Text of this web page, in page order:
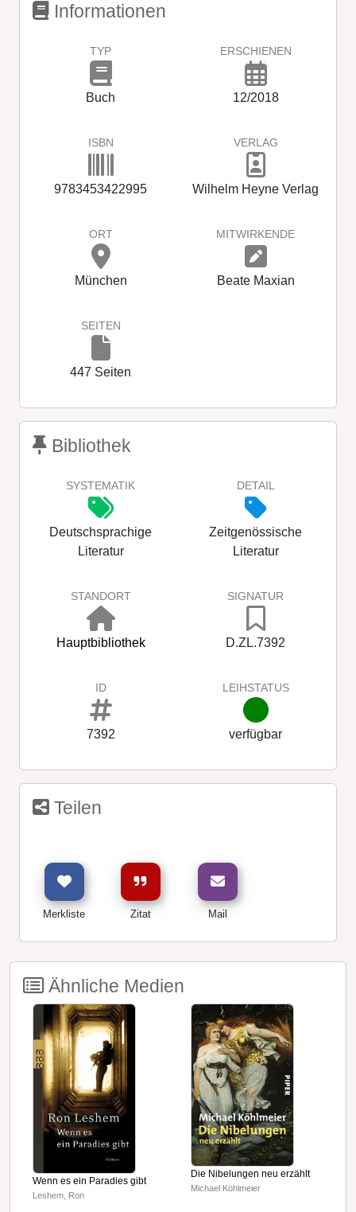
Informationen
TYP
Buch
ERSCHIENEN
12/2018
ISBN
9783453422995
VERLAG
Wilhelm Heyne Verlag
ORT
München
MITWIRKENDE
Beate Maxian
SEITEN
447 Seiten
Bibliothek
SYSTEMATIK
Deutschsprachige
Literatur
DETAIL
Zeitgenössische
Literatur
STANDORT
Hauptbibliothek
SIGNATUR
D.ZL.7392
ID
7392
LEIHSTATUS
verfügbar
Teilen
Merkliste Zitat Mail
Ähnliche Medien
Wenn es ein Paradies gibt
Leshem, Ron
Die Nibelungen neu erzählt
Michael Köhlmeier